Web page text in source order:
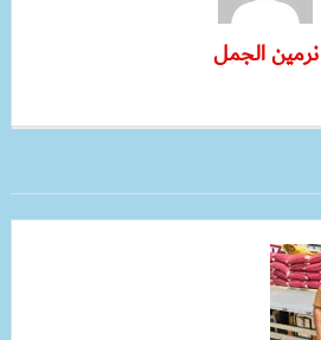
نرمين الجمل